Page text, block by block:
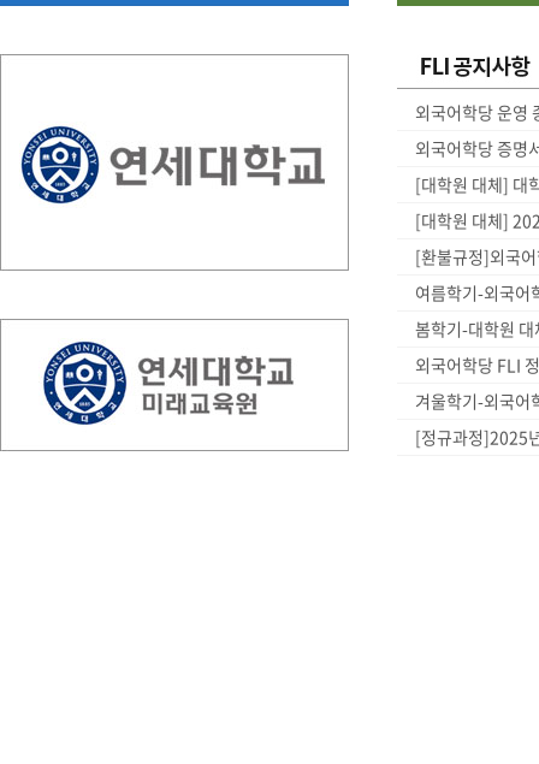
외국어학당 운영
외국어학당 증명
[대학원 대체] 대
[대학원 대체]
[환불규정]외국
여름학기-외국어
봄학기-대학원
외국어학당 FLI
겨울학기-외국어
[정규과정]2025